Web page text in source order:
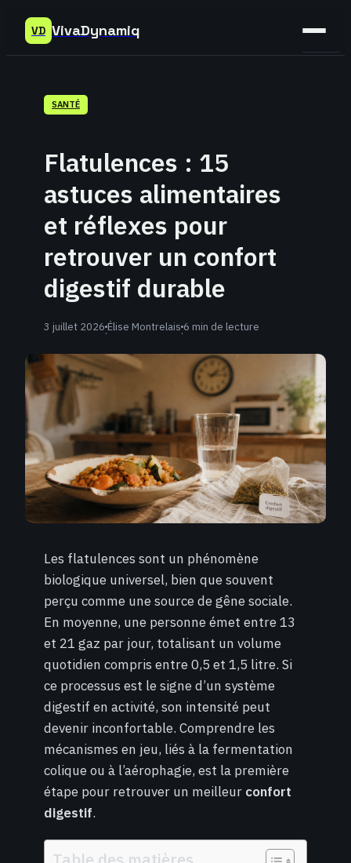
VD VivaDynamiq
SANTÉ
Flatulences : 15
astuces alimentaires
et réflexes pour
retrouver un confort
digestif durable
3 juillet 2026·Élise Montrelais·6 min de lecture
Les flatulences sont un phénomène
biologique universel, bien que souvent
perçu comme une source de gêne sociale.
En moyenne, une personne émet entre 13
et 21 gaz par jour, totalisant un volume
quotidien compris entre 0,5 et 1,5 litre. Si
ce processus est le signe d’un système
digestif en activité, son intensité peut
devenir inconfortable. Comprendre les
mécanismes en jeu, liés à la fermentation
colique ou à l’aérophagie, est la première
étape pour retrouver un meilleur confort
digestif.